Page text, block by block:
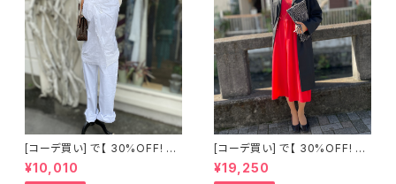
[コーデ買い] で【 30%OFF! 】2
点 古着 Chloe ホワイト レース
ノースリーブ + ホワイトデニム
¥10,010
[コーデ買い] で【 30%OFF! 】2
点 フランス古着 レッドライン 切
り替えワンピース + フランス古
¥19,250